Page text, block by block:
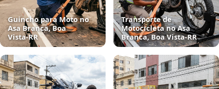
Guincho para Moto no
Asa Branca, Boa
Vista‑RR
Transporte de
Motocicleta no Asa
Branca, Boa Vista‑RR